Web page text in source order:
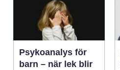
Psykoanalys för
barn – när lek blir